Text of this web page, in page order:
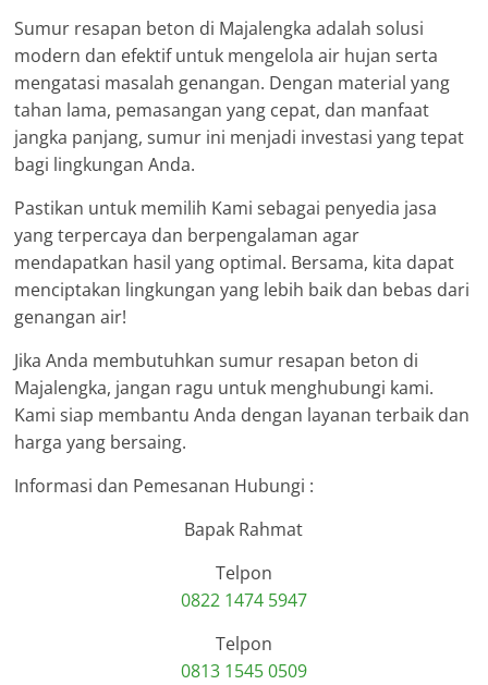
Sumur resapan beton di Majalengka adalah solusi
modern dan efektif untuk mengelola air hujan serta
mengatasi masalah genangan. Dengan material yang
tahan lama, pemasangan yang cepat, dan manfaat
jangka panjang, sumur ini menjadi investasi yang tepat
bagi lingkungan Anda.
Pastikan untuk memilih Kami sebagai penyedia jasa
yang terpercaya dan berpengalaman agar
mendapatkan hasil yang optimal. Bersama, kita dapat
menciptakan lingkungan yang lebih baik dan bebas dari
genangan air!
Jika Anda membutuhkan sumur resapan beton di
Majalengka, jangan ragu untuk menghubungi kami.
Kami siap membantu Anda dengan layanan terbaik dan
harga yang bersaing.
Informasi dan Pemesanan Hubungi :
Bapak Rahmat
Telpon
0822 1474 5947
Telpon
0813 1545 0509